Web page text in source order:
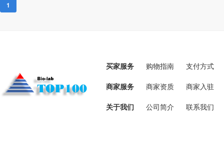
1
买家服务 购物指南 支付方式
商家服务 商家资质 商家入驻
关于我们 公司简介 联系我们